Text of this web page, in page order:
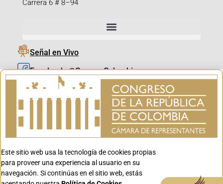
Carrera 6 # 8–94
Señal en Vivo
Facebook_@CamaraColombia
Instagram_@CamaraColombia
X_@CamaraColombia
Youtube_@CamaraColombia
Youtube_@CanalCongreso
Este sitio web usa la tecnología de cookies propias
para proveer una experiencia al usuario en su
navegación. Si continúas en el sitio web, estás